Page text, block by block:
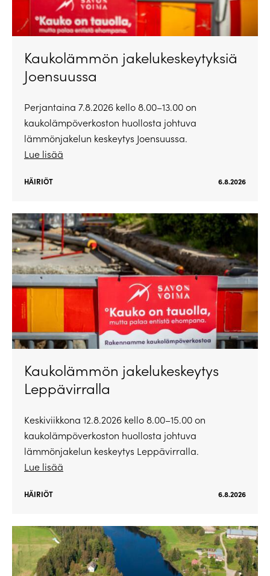
Kaukolämmön jakelukeskeytyksiä
Joensuussa
Perjantaina 7.8.2026 kello 8.00–13.00 on
kaukolämpöverkoston huollosta johtuva
lämmönjakelun keskeytys Joensuussa.
Lue lisää
HÄIRIÖT 6.8.2026
Kaukolämmön jakelukeskeytys
Leppävirralla
Keskiviikkona 12.8.2026 kello 8.00–15.00 on
kaukolämpöverkoston huollosta johtuva
lämmönjakelun keskeytys Leppävirralla.
Lue lisää
HÄIRIÖT 6.8.2026